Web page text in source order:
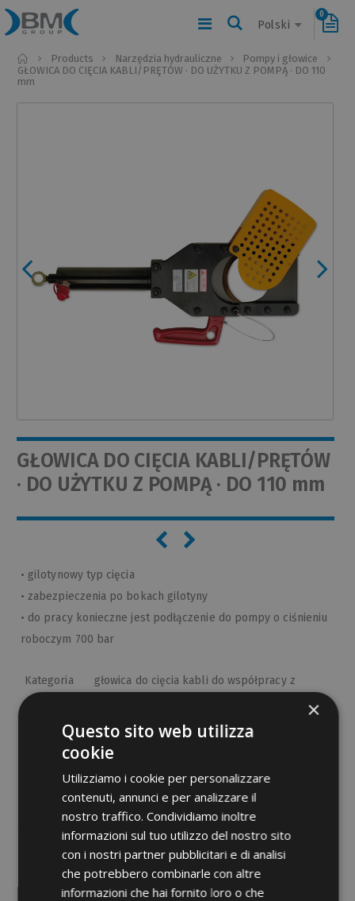
Polski
0
Home
Products Narzędzia hydrauliczne
Pompy i głowice
GŁOWICA DO CIĘCIA KABLI/PRĘTÓW · DO UŻYTKU Z POMPĄ · DO 110
mm
GŁOWICA DO CIĘCIA KABLI/PRĘTÓW
· DO UŻYTKU Z POMPĄ · DO 110 mm
• gilotynowy typ cięcia
• zabezpieczenia po bokach gilotyny
• do pracy konieczne jest podłączenie do pompy o ciśnieniu
roboczym 700 bar
Kategoria
wyrobu
głowica do cięcia kabli do współpracy z
EC000142
31AB05C
Documenty PDF
×
Questo sito web utilizza
cookie
Utilizziamo i cookie per personalizzare
contenuti, annunci e per analizzare il
nostro traffico. Condividiamo inoltre
informazioni sul tuo utilizzo del nostro sito
con i nostri partner pubblicitari e di analisi
che potrebbero combinarle con altre
informazioni che hai fornito loro o che